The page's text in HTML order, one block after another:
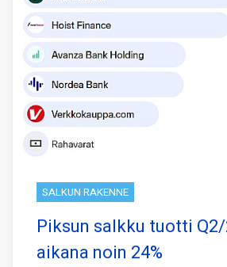
SALKUN RAKENNE
Piksun salkku tuotti
aikana noin 24%